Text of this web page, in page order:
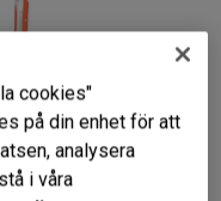
cookies"
på din enhet för att
analysera
i våra